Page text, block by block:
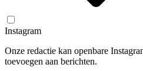
Instagram
Onze redactie kan openbare
toevoegen aan berichten.